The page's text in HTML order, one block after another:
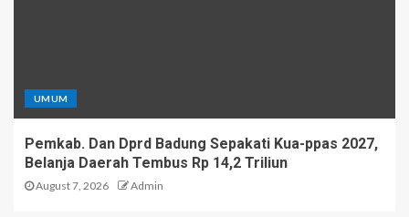
UMUM
Pemkab. Dan Dprd Badung Sepakati Kua-ppas 2027,
Belanja Daerah Tembus Rp 14,2 Triliun
August 7, 2026 Admin